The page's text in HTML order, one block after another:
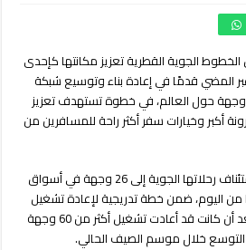
رسم
خريطة
السفر
العالمية
وتوسع
160
وجهة
مغلقة
الجوية القطرية تعزيز مكانتها كإحدى
عبر المضي قدمًا في إعادة بناء وتوسيع شبكة
وجهاتها لتشمل أكثر من 160 وجهة حول العالم، في خطوة تستهدف تعزيز
أكبر وخيارات سفر أكثر راحة للمسافرين من
وأعلنت الناقلة القطرية بدء استئناف رحلاتها الجوية إلى 26 وجهة في أسواق
من اليوم، ضمن خطة تدريجية لإعادة تشغيل
وتوسيع الشبكة التشغيلية، بعد أن كانت قد أعادت تشغيل أكثر من 60 وجهة